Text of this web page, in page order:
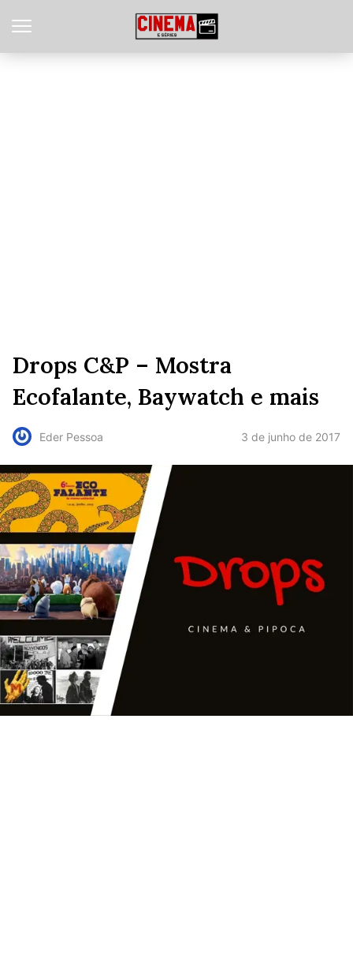
Drops C&P – Mostra
Ecofalante, Baywatch e mais
Eder Pessoa 3 de junho de 2017